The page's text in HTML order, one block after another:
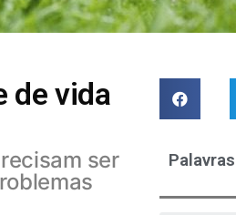
de vida
ser